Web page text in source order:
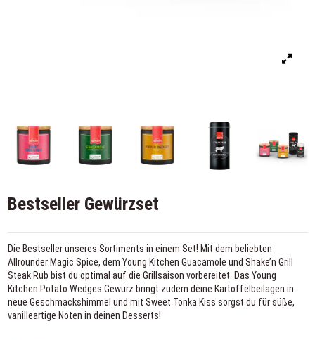
Bestseller Gewürzset
Die Bestseller unseres Sortiments in einem Set! Mit dem beliebten
Allrounder Magic Spice, dem Young Kitchen Guacamole und Shake’n Grill
Steak Rub bist du optimal auf die Grillsaison vorbereitet. Das Young
Kitchen Potato Wedges Gewürz bringt zudem deine Kartoffelbeilagen in
neue Geschmackshimmel und mit Sweet Tonka Kiss sorgst du für süße,
vanilleartige Noten in deinen Desserts!